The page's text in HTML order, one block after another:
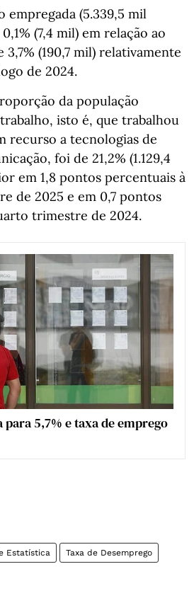
empregada (5.339,5 mil
(7,4 mil) em relação ao
(190,7 mil) relativamente
de 2024.
da população
isto é, que trabalhou
recurso a tecnologias de
foi de 21,2% (1.129,4
em 1,8 pontos percentuais à
de 2025 e em 0,7 pontos
trimestre de 2024.
5,7% e taxa de emprego
Estatística Taxa de Desemprego